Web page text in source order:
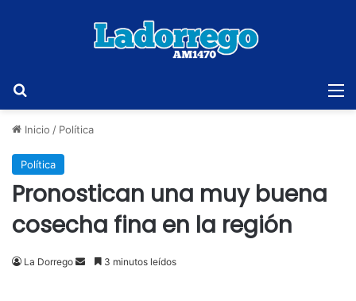
Inicio / Política
Política
Pronostican una muy buena
cosecha fina en la región
La Dorrego
Send3 minutos leídos